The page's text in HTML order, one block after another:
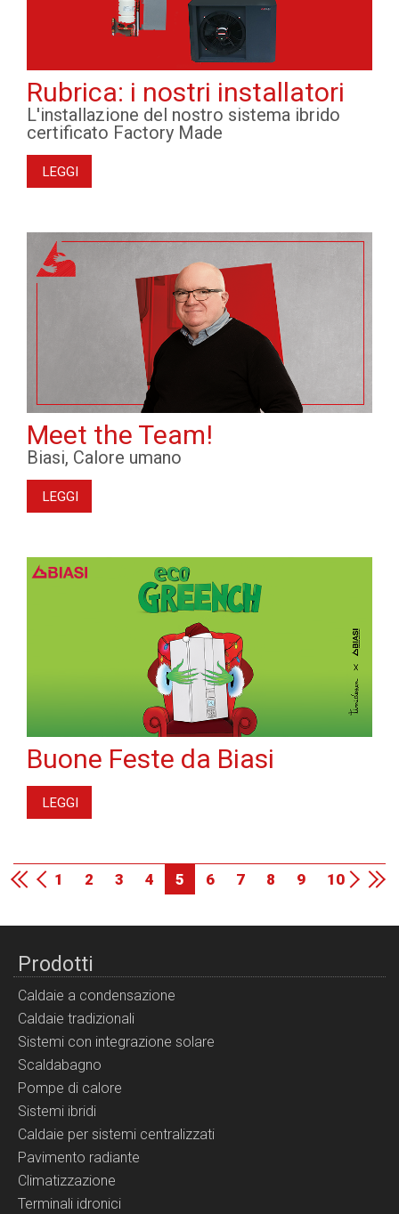
Rubrica: i nostri installatori
L'installazione del nostro sistema ibrido
certificato Factory Made
LEGGI
Meet the Team!
Biasi, Calore umano
LEGGI
Buone Feste da Biasi
LEGGI
1 2 3 4 5 6 7 8 9 10
Prodotti
Caldaie a condensazione
Caldaie tradizionali
Sistemi con integrazione solare
Scaldabagno
Pompe di calore
Sistemi ibridi
Caldaie per sistemi centralizzati
Pavimento radiante
Climatizzazione
Terminali idronici